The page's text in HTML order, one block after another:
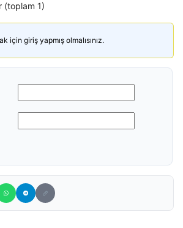
(toplam 1)
için giriş yapmış olmalısınız.